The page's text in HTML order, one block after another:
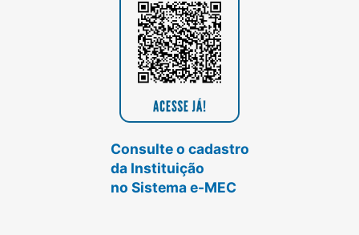
Consulte o cadastro
da Instituição
no Sistema e-MEC